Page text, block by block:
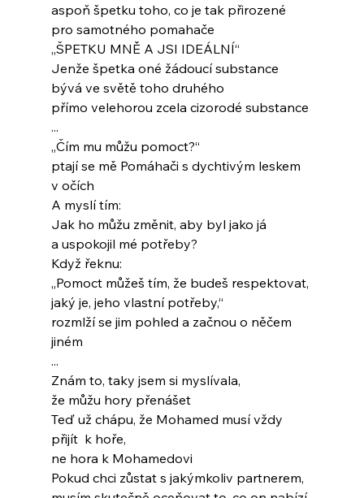
aspoň špetku toho, co je tak přirozené
pro samotného pomahače
„ŠPETKU MNĚ A JSI IDEÁLNÍ“
Jenže špetka oné žádoucí substance
bývá ve světě toho druhého
přímo velehorou zcela cizorodé substance
...
„Čím mu můžu pomoct?“
ptají se mě Pomáhači s dychtivým leskem
v očích
A myslí tím:
Jak ho můžu změnit, aby byl jako já
a uspokojil mé potřeby?
Když řeknu:
„Pomoct můžeš tím, že budeš respektovat,
jaký je, jeho vlastní potřeby,“
rozmlží se jim pohled a začnou o něčem
jiném
...
Znám to, taky jsem si myslívala,
že můžu hory přenášet
Teď už chápu, že Mohamed musí vždy
přijít  k hoře,
ne hora k Mohamedovi
Pokud chci zůstat s jakýmkoliv partnerem,